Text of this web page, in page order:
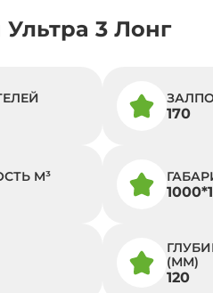
3 Лонг
170
M³
(ММ)
120